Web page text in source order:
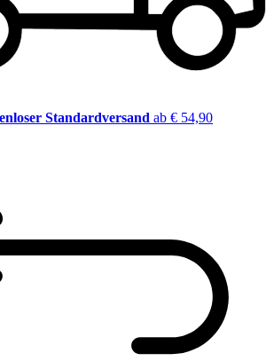
Standardversand ab € 54,90